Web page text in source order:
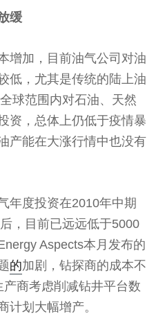
缓
增加，目前油气公司对油
低，尤其是传统的陆上油
球范围内对石油、天然
资， 总体上仍低于疫情暴
产能在大涨行情中也没有
年度投资在2010年中期
，目前已远远低于5000
Aspects本月发布的
的加剧，钻探商的成本不
商考虑削减钻井平台数
计划大幅增产。